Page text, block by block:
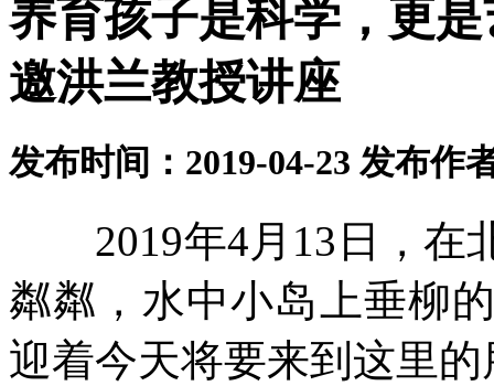
养育孩子是科学，更
邀洪兰教授讲座
发布时间：2019-04-23 发布作
2019年4月13日，在
粼粼，水中小岛上垂柳
迎着今天将要来到这里